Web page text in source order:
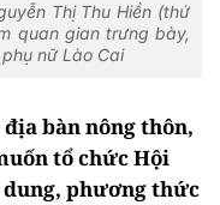
Thị Thu Hiền (thứ
quan gian trưng bày,
nữ Lào Cai
bàn nông thôn,
tổ chức Hội
phương thức